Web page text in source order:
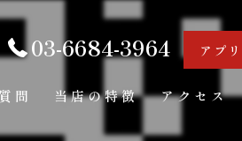
03-6684-3964 アプ
問 当店の特徴 アクセス